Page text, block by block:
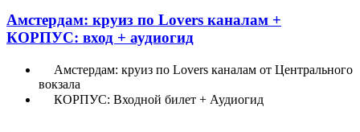
Амстердам: круиз по Lovers каналам +
КОРПУС: вход + аудиогид
Амстердам: круиз по Lovers каналам от Центрального
вокзала
КОРПУС: Входной билет + Аудиогид